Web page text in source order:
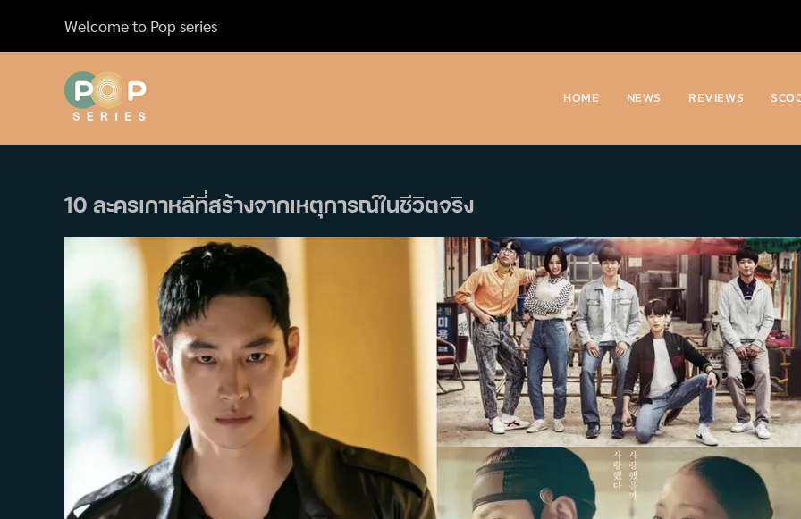
content
Welcome to Pop series
HOME NEWS REVIEWS
10 ละครเกาหลีที่สร้างจากเหตุการณ์ในชีวิตจริง